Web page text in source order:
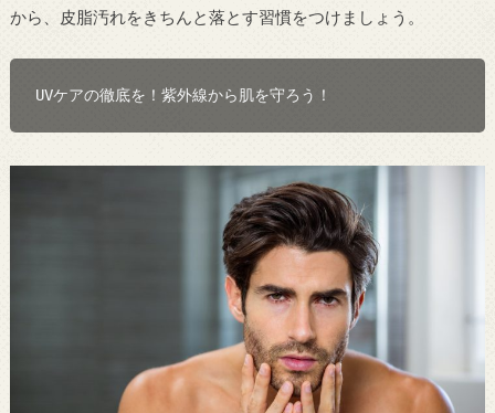
から、皮脂汚れをきちんと落とす習慣をつけましょう。
UVケアの徹底を！紫外線から肌を守ろう！